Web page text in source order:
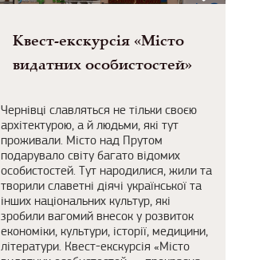
Квест-екскурсія «Місто
видатних особистостей»
Чернівці славляться не тільки своєю
архітектурою, а й людьми, які тут
проживали. Місто над Прутом
подарувало світу багато відомих
особистостей. Тут народилися, жили та
творили славетні діячі української та
інших національних культур, які
зробили вагомий внесок у розвиток
економіки, культури, історії, медицини,
літератури. Квест-екскурсія «Місто